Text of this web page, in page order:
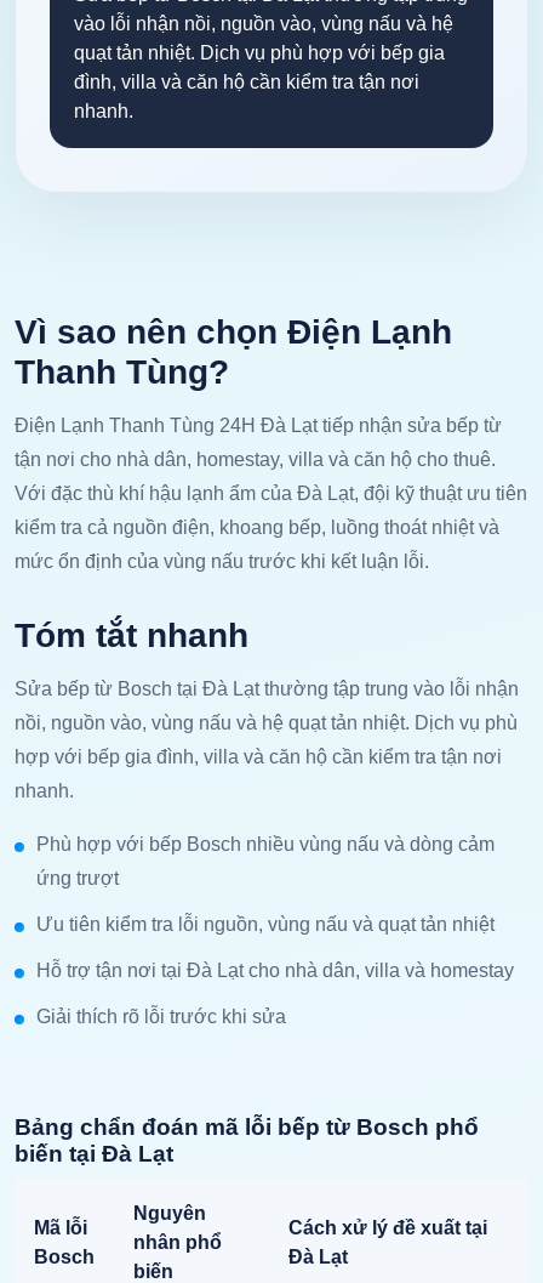
vào lỗi nhận nồi, nguồn vào, vùng nấu và hệ
quạt tản nhiệt. Dịch vụ phù hợp với bếp gia
đình, villa và căn hộ cần kiểm tra tận nơi
nhanh.
Vì sao nên chọn Điện Lạnh
Thanh Tùng?
Điện Lạnh Thanh Tùng 24H Đà Lạt tiếp nhận sửa bếp từ
tận nơi cho nhà dân, homestay, villa và căn hộ cho thuê.
Với đặc thù khí hậu lạnh ẩm của Đà Lạt, đội kỹ thuật ưu tiên
kiểm tra cả nguồn điện, khoang bếp, luồng thoát nhiệt và
mức ổn định của vùng nấu trước khi kết luận lỗi.
Tóm tắt nhanh
Sửa bếp từ Bosch tại Đà Lạt thường tập trung vào lỗi nhận
nồi, nguồn vào, vùng nấu và hệ quạt tản nhiệt. Dịch vụ phù
hợp với bếp gia đình, villa và căn hộ cần kiểm tra tận nơi
nhanh.
Phù hợp với bếp Bosch nhiều vùng nấu và dòng cảm
ứng trượt
Ưu tiên kiểm tra lỗi nguồn, vùng nấu và quạt tản nhiệt
Hỗ trợ tận nơi tại Đà Lạt cho nhà dân, villa và homestay
Giải thích rõ lỗi trước khi sửa
Bảng chẩn đoán mã lỗi bếp từ Bosch phổ
biến tại Đà Lạt
Mã lỗi
Bosch
Nguyên
nhân phổ
biến
Cách xử lý đề xuất tại
Đà Lạt